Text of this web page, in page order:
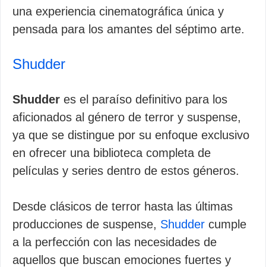
una experiencia cinematográfica única y
pensada para los amantes del séptimo arte.
Shudder
Shudder es el paraíso definitivo para los
aficionados al género de terror y suspense,
ya que se distingue por su enfoque exclusivo
en ofrecer una biblioteca completa de
películas y series dentro de estos géneros.
Desde clásicos de terror hasta las últimas
producciones de suspense, Shudder cumple
a la perfección con las necesidades de
aquellos que buscan emociones fuertes y